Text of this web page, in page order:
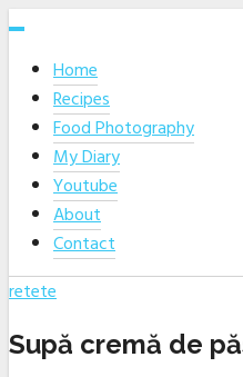
Skip
contentHome
Recipes
Food Photography
My Diary
Youtube
About
Contact
retete
Supă cremă de